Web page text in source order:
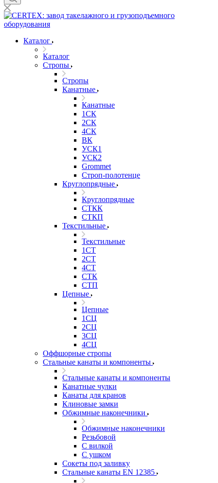
Каталог
Каталог
Стропы
Стропы
Канатные
Канатные
1СК
2СК
4СК
ВК
УСК1
УСК2
Grommet
Строп-полотенце
Круглопрядные
Круглопрядные
СТКК
СТКП
Текстильные
Текстильные
1СТ
2СТ
4СТ
СТК
СТП
Цепные
Цепные
1СЦ
2СЦ
3СЦ
4СЦ
Оффшорные стропы
Стальные канаты и компоненты
Стальные канаты и компоненты
Канатные чулки
Канаты для кранов
Клиновые замки
Обжимные наконечники
Обжимные наконечники
Резьбовой
С вилкой
С ушком
Сокеты под заливку
Стальные канаты EN 12385